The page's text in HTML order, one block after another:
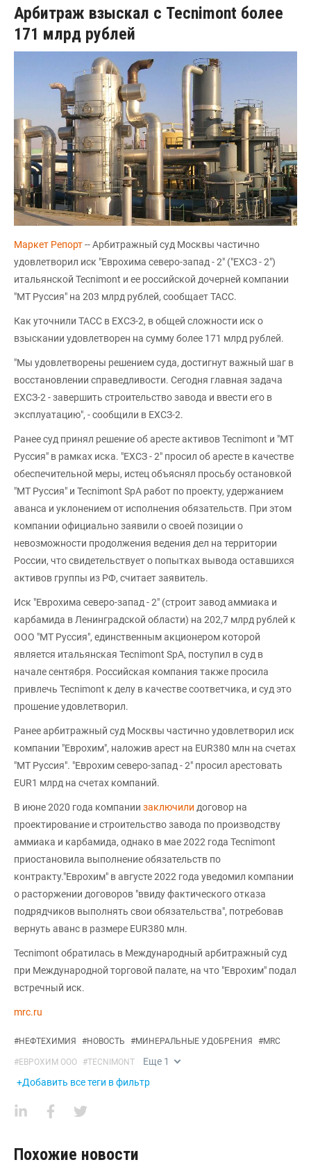
Арбитраж взыскал с Tecnimont более
171 млрд рублей
Маркет Репорт-- Арбитражный суд Москвы частично
удовлетворил иск "Еврохима северо-запад - 2" ("ЕХСЗ - 2")
итальянской Tecnimont и ее российской дочерней компании
"МТ Руссия" на 203 млрд рублей, сообщает ТАСС.
Как уточнили ТАСС в ЕХСЗ-2, в общей сложности иск о
взыскании удовлетворен на сумму более 171 млрд рублей.
"Мы удовлетворены решением суда, достигнут важный шаг в
восстановлении справедливости. Сегодня главная задача
ЕХСЗ-2 - завершить строительство завода и ввести его в
эксплуатацию", - сообщили в ЕХСЗ-2.
Ранее суд принял решение об аресте активов Tecnimont и "МТ
Руссия" в рамках иска. "ЕХСЗ - 2" просил об аресте в качестве
обеспечительной меры, истец объяснял просьбу остановкой
"МТ Руссия" и Tecnimont SpA работ по проекту, удержанием
аванса и уклонением от исполнения обязательств. При этом
компании официально заявили о своей позиции о
невозможности продолжения ведения дел на территории
России, что свидетельствует о попытках вывода оставшихся
активов группы из РФ, считает заявитель.
Иск "Еврохима северо-запад - 2" (строит завод аммиака и
карбамида в Ленинградской области) на 202,7 млрд рублей к
ООО "МТ Руссия", единственным акционером которой
является итальянская Tecnimont SpA, поступил в суд в
начале сентября. Российская компания также просила
привлечь Tecnimont к делу в качестве соответчика, и суд это
прошение удовлетворил.
Ранее арбитражный суд Москвы частично удовлетворил иск
компании "Еврохим", наложив арест на EUR380 млн на счетах
"МТ Руссия". "Еврохим северо-запад - 2" просил арестовать
EUR1 млрд на счетах компаний.
В июне 2020 года компании заключили договор на
проектирование и строительство завода по производству
аммиака и карбамида, однако в мае 2022 года Tecnimont
приостановила выполнение обязательств по
контракту."Еврохим" в августе 2022 года уведомил компании
о расторжении договоров "ввиду фактического отказа
подрядчиков выполнять свои обязательства", потребовав
вернуть аванс в размере EUR380 млн.
Tecnimont обратилась в Международный арбитражный суд
при Международной торговой палате, на что "Еврохим" подал
встречный иск.
mrc.ru
#НЕФТЕХИМИЯ #НОВОСТЬ #МИНЕРАЛЬНЫЕ УДОБРЕНИЯ #MRC
#ЕВРОХИМ ООО #TECNIMONT Еще 1
+Добавить все теги в фильтр
Похожие новости